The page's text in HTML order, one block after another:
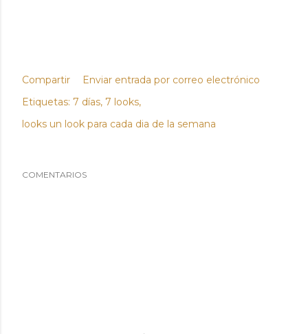
Compartir
Enviar entrada por correo electrónico
Etiquetas: 7 días 7 looks
looks un look para cada dia de la semana
COMENTARIOS